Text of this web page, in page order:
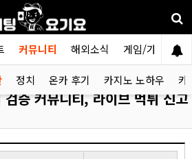
커뮤니티 해외소식 게임/가이드
정치 온카 후기 카지노 노하우 카
증 커뮤니티, 라이브 먹튀 신고